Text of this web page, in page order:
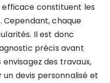
constituent les
Cependant, chaque
Il est donc
précis avant
des travaux,
un devis personnalisé et